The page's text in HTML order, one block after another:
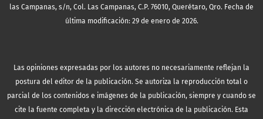
las Campanas, s/n, Col. Las Campanas, C.P. 76010, Querétaro, Qro. Fecha de
última modificación: 29 de enero de 2026.
Las opiniones expresadas por los autores no necesariamente reflejan la
postura del editor de la publicación. Se autoriza la reproducción total o
parcial de los contenidos e imágenes de la publicación, siempre y cuando se
cite la fuente completa y la dirección electrónica de la publicación. Esta